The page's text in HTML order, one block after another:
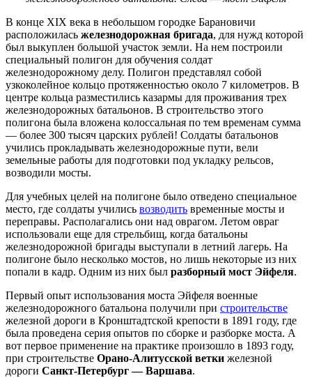
В конце XIX века в небольшом городке Барановичи
расположилась железнодорожная бригада, для нужд которой
был выкуплен большой участок земли. На нем построили
специальный полигон для обучения солдат
железнодорожному делу. Полигон представлял собой
узкоколейное кольцо протяженностью около 7 километров. В
центре кольца разместились казармы для проживания трех
железнодорожных батальонов. В строительство этого
полигона была вложена колоссальная по тем временам сумма
— более 300 тысяч царских рублей! Солдаты батальонов
учились прокладывать железнодорожные пути, вели
земельные работы для подготовки под укладку рельсов,
возводили мосты.
Для учебных целей на полигоне было отведено специальное
место, где солдаты учились возводить временные мосты и
переправы. Располагались они над оврагом. Летом овраг
использовали еще для стрельбищ, когда батальоны
железнодорожной бригады выступали в летний лагерь. На
полигоне было несколько мостов, но лишь некоторые из них
попали в кадр. Одним из них был разборный мост Эйфеля.
Первый опыт использования моста Эйфеля военные
железнодорожного батальона получили при строительстве
железной дороги в Кронштадтской крепости в 1891 году, где
была проведена серия опытов по сборке и разборке моста. А
вот первое применение на практике произошло в 1893 году,
при строительстве Орано-Алитусской ветки железной
дороги Санкт-Петербург — Варшава.